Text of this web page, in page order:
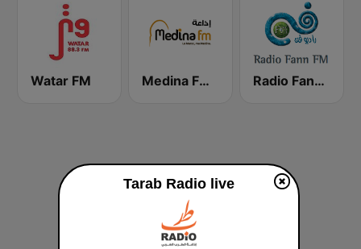
Watar FM Medina FM (إذاعة مدينة فم) Radio Fann (راديو فن)
Tarab Radio live